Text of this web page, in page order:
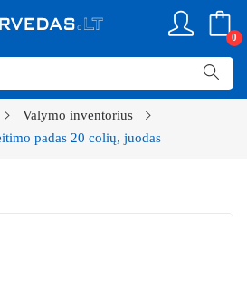
0
Valymo inventorius
padas 20 colių, juodas